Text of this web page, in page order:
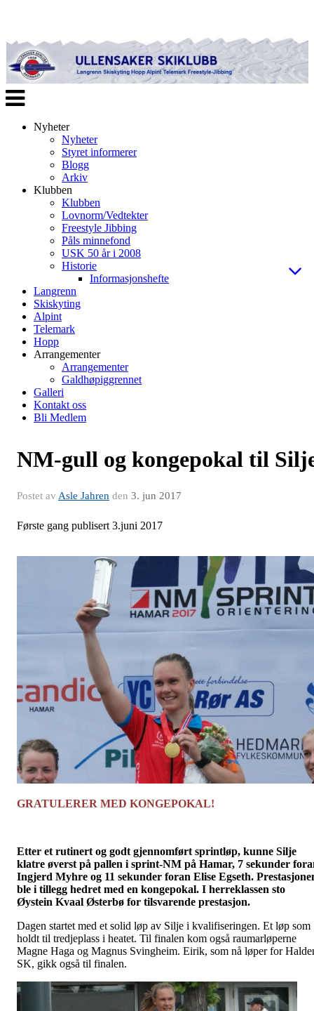
Veksle
navigasjon
Nyheter
Nyheter
Styret informerer
Blogg
Arkiv
Klubben
Klubben
Lovnorm/Vedtekter
Freestyle Jibbing
Påls minnefond
USK 50 år i 2008
Historie
Informasjonshefte
Langrenn
Skiskyting
Alpint
Telemark
Hopp
Arrangementer
Arrangementer
Galdhøpiggrennet
Galleri
Kontakt oss
Bli Medlem
NM-gull og kongepokal til
Postet av Asle Jahren den 3. jun 2017
Første gang publisert 3.juni 2017
GRATULERER MED KONGEPOKAL!
Etter et rutinert og godt gjennomført sprintløp, kunne Silje
klatre øverst på pallen i sprint-NM på Hamar, 7 sekunder
Ingjerd Myhre og 11 sekunder foran Elise Egseth.
ble i tillegg hedret med en kongepokal. I herreklassen sto
Øystein Kvaal Østerbø for tilsvarende prestasjon.
Dagen startet med et solid løp av Silje i kvalifiseringen. Et løp som
holdt til tredjeplass i heatet. Til finalen kom også raumarløperne
Magne Haga og Magnus Svingheim. Eirik, som nå løper for
SK, gikk også til finalen.